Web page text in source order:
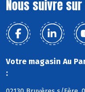
Nous suivre sur
Votre magasin Au
: